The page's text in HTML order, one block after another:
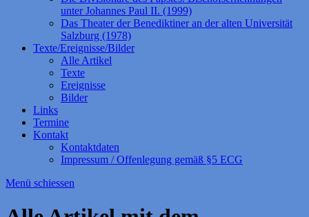
unter Johannes Paul II. (1999)
Das Theater der Benediktiner an der alten Universität
Salzburg (1978)
Texte/Ereignisse/Bilder
Alle Artikel
Texte
Ereignisse
Bilder
Links
Termine
Kontakt
Kontaktdaten
Impressum / Offenlegung gemäß §5 ECG
Menü schiessen